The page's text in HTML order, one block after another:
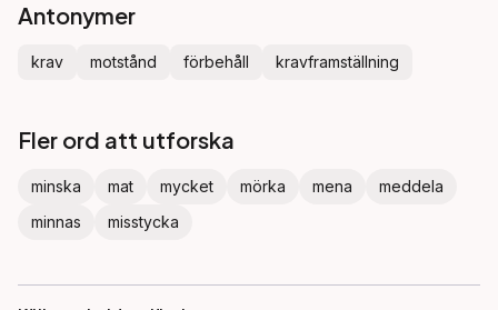
Antonymer
krav motstånd förbehåll kravframställning
Fler ord att utforska
minska mat mycket mörka mena
meddela
minnas
misstycka